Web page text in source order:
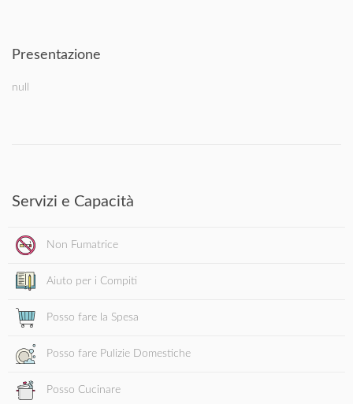
Presentazione
null
Servizi e Capacità
Non Fumatrice
Aiuto per i Compiti
Posso fare la Spesa
Posso fare Pulizie Domestiche
Posso Cucinare